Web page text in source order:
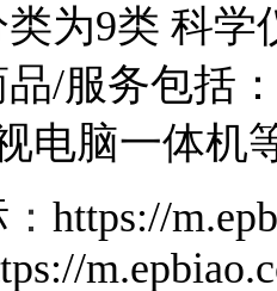
为9类 科
/服务包括
电脑一体机
： https://